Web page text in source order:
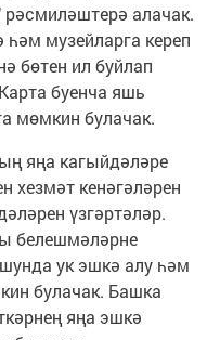
алачак.
музейларга кереп
бөтен ил буйлап
буенча яшь
мөмкин булачак.
яңа кагыйдәләре
хезмәт кенәгәләрен
үзгәртәләр.
белешмәләрне
ук эшкә алу һәм
булачак. Башка
яңа эшкә